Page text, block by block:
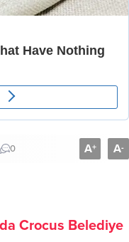
0 A+ A-
Crocus Belediye